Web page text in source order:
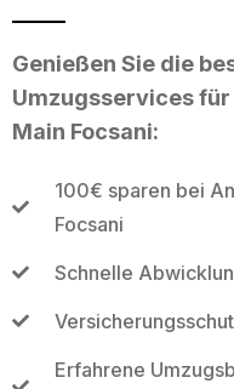
Genießen Sie die
Umzugsservices
Main Focsani:
100€ sparen bei
Focsani
Schnelle
Erfahrene